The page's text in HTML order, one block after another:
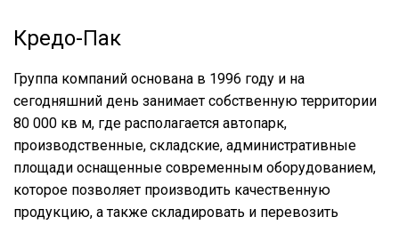
Кредо-Пак
Группа компаний основана в 1996 году и на
сегодняшний день занимает собственную территории
80 000 кв м, где располагается автопарк,
производственные, складские, административные
площади оснащенные современным оборудованием,
которое позволяет производить качественную
продукцию, а также складировать и перевозить